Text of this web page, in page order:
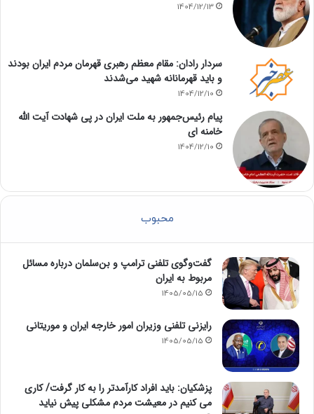
1404/12/13
سردار رادان: مقام معظم رهبری قهرمان مردم ایران بودند
و باید قهرمانانه شهید می‌شدند
1404/12/10
پیام رئیس‌جمهور به ملت ایران در پی شهادت آیت الله
خامنه ای
1404/12/10
محبوب
گفت‌وگوی تلفنی ترامپ و بن‌سلمان درباره مسائل
مربوط به ایران
1405/05/15
رایزنی تلفنی وزیران امور خارجه ایران و موریتانی
1405/05/15
پزشکیان: باید افراد کارآمدتر را به کار گرفت/ کاری
می کنیم در معیشت مردم مشکلی پیش نیاید